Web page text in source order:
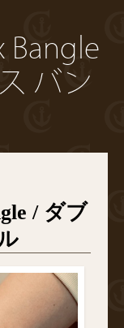
バン
/ ダブ